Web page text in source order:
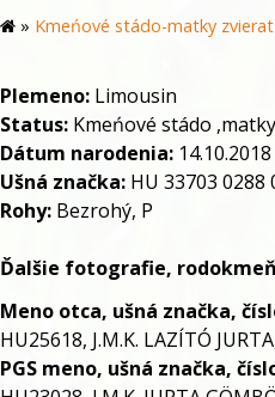
» Kmeńové stádo-matky
Plemeno: Limousin
Status: Kmeńové stádo
Dátum narodenia: 14.10.2018
Ušná značka: HU 33703 0288
Rohy: Bezrohý, P
Ďalšie fotografie,
Meno otca, ušná značka,
HU25618, J.M.K. LAZÍTÓ
PGS meno, ušná značka,